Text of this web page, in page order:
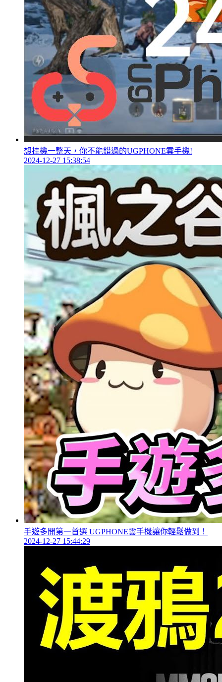
想挂機一整天，你不能錯過的UGPHONE雲手機!
2024-12-27 15:38:54
手遊多開第一首選 UGPHONE雲手機讓你輕鬆做到！
2024-12-27 15:44:29